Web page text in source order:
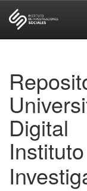
Digital